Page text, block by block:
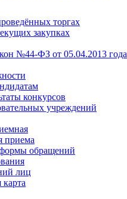
торгах
закупках
№44-ФЗ от 05.04.2013 года
конкурсов
учреждений
приема
обращений
лиц
карта